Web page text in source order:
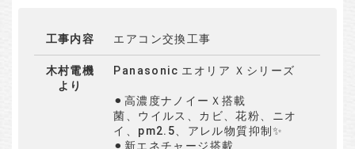
工事内容 エアコン交換工事
木村電機
より
Panasonic エオリア Ｘシリーズ
⚫︎高濃度ナノイーＸ搭載
菌、ウイルス、カビ、花粉、ニオ
イ、pm2.5、アレル物質抑制✨
⚫︎新エネチャージ搭載